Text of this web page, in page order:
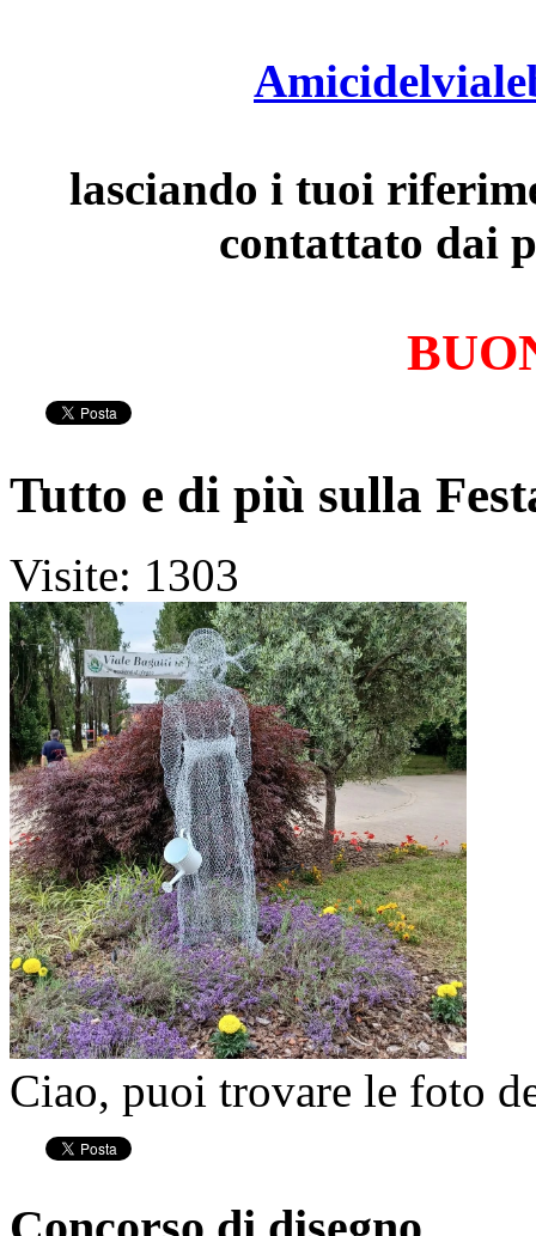
lasciando i tuoi
contattato dai
Tutto e di più sulla
Visite: 1303
Ciao, puoi trovare le foto